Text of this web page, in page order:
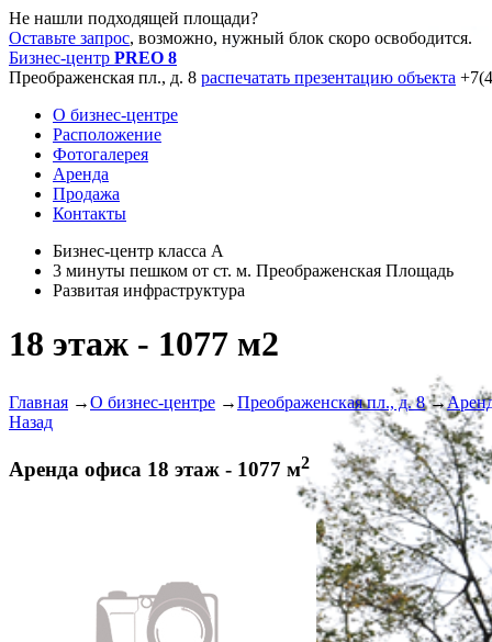
Не нашли подходящей площади?
Оставьте запрос, возможно, нужный блок скоро освободится.
Бизнес-центр PREO 8
Преображенская пл., д. 8 распечатать презентацию объекта
О бизнес-центре
Расположение
Фотогалерея
Аренда
Продажа
Контакты
Бизнес-центр класса А
3 минуты пешком от ст. м. Преображенская Площадь
Развитая инфраструктура
18 этаж - 1077 м2
Главная →О бизнес-центре →Преображенская пл., д. 8 →
Назад
Аренда офиса 18 этаж - 1077 м2